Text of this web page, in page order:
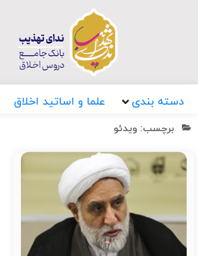
دسته بندی علما و اساتید اخلاق
برچسب: ویدئو